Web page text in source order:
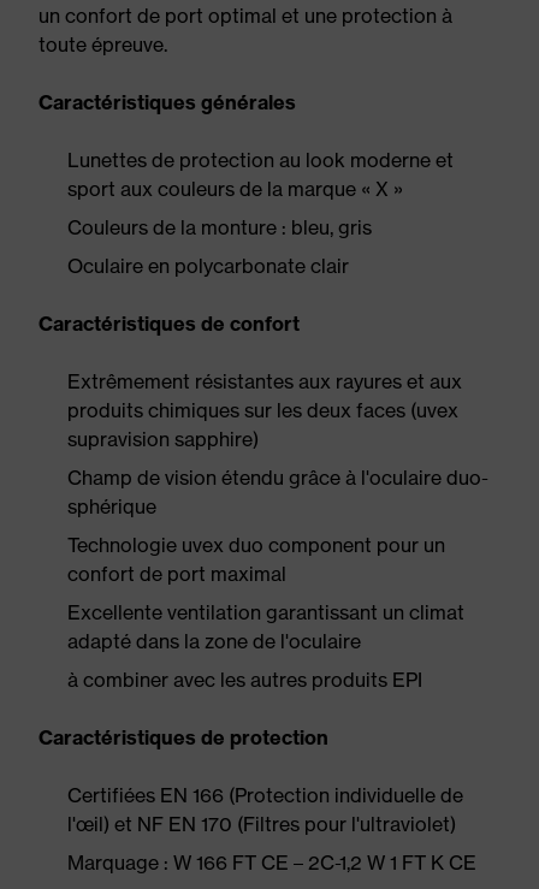
un confort de port optimal et une protection à
toute épreuve.
Caractéristiques générales
Lunettes de protection au look moderne et
sport aux couleurs de la marque « X »
Couleurs de la monture : bleu, gris
Oculaire en polycarbonate clair
Caractéristiques de confort
Extrêmement résistantes aux rayures et aux
produits chimiques sur les deux faces (uvex
supravision sapphire)
Champ de vision étendu grâce à l'oculaire duo-
sphérique
Technologie uvex duo component pour un
confort de port maximal
Excellente ventilation garantissant un climat
adapté dans la zone de l'oculaire
à combiner avec les autres produits EPI
Caractéristiques de protection
Certifiées EN 166 (Protection individuelle de
l'œil) et NF EN 170 (Filtres pour l'ultraviolet)
Marquage : W 166 FT CE – 2C-1,2 W 1 FT K CE